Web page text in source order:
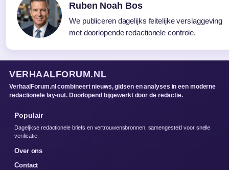
Ruben Noah Bos
We publiceren dagelijks feitelijke verslaggeving
met doorlopende redactionele controle.
VERHAALFORUM.NL
VerhaalForum.nl combineert nieuws, gidsen en analyses in een moderne
redactionele lay-out. Doorlopend bijgewerkt door de redactie.
Populair
Dagelijkse redactionele briefs en vertrouwensbronnen, samengesteld voor snelle
verificatie.
Over ons
Contact